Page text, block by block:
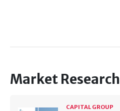
Market Research
CAPITAL GROUP